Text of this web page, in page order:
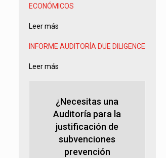
ECONÓMICOS
Leer más
INFORME AUDITORÍA DUE DILIGENCE
Leer más
¿Necesitas una
Auditoría para la
justificación de
subvenciones
prevención